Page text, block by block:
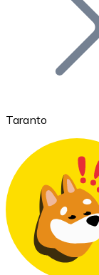
Ethereum
ETH
Taranto